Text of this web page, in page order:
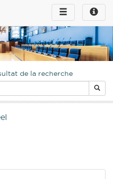
Toggle
infos
Toggle
navigation
de la recherche